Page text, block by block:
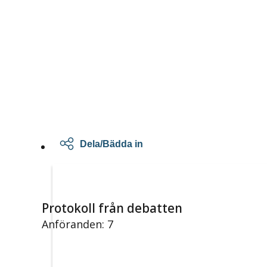
Dela/Bädda in
Protokoll från debatten
Anföranden: 7